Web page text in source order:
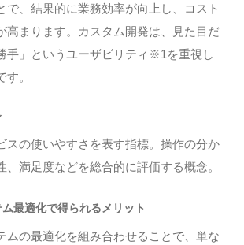
で、結果的に業務効率が向上し、コスト
高まります。カスタム開発は、見た目だ
手」というユーザビリティ※1を重視し
。
スの使いやすさを表す指標。操作の分か
、満足度などを総合的に評価する概念。
最適化で得られるメリット
ムの最適化を組み合わせることで、単な